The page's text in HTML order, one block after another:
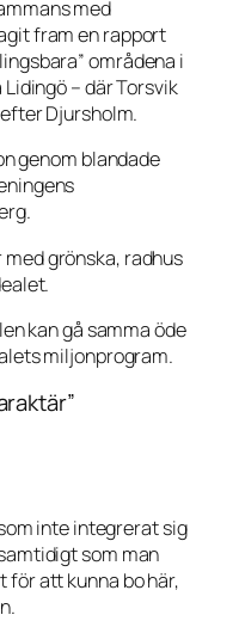
med
fram en rapport
områdena i
– där Torsvik
Djursholm.
genom blandade
grönska, radhus
kan gå samma öde
miljonprogram.
inte integrerat sig
som man
att kunna bo här,